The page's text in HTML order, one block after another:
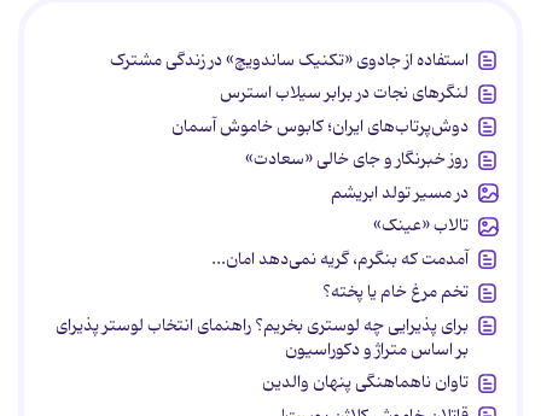
استفاده از جادوی «تکنیک ساندویچ» در زندگی مشترک
لنگرهای نجات در برابر سیلاب استرس
دوش‌پرتاب‌های ایران؛ کابوس خاموش آسمان
روز خبرنگار و جای خالی «سعادت»
در مسیر تولد ابریشم
تالاب «عینک»
آمدمت که بنگرم، گریه نمی‌دهد امان...
تخم مرغ خام یا پخته؟
برای پذیرایی چه لوستری بخریم؟ راهنمای انتخاب لوستر پذیرای
بر اساس متراژ و دکوراسیون
تاوان ناهماهنگی پنهان والدین